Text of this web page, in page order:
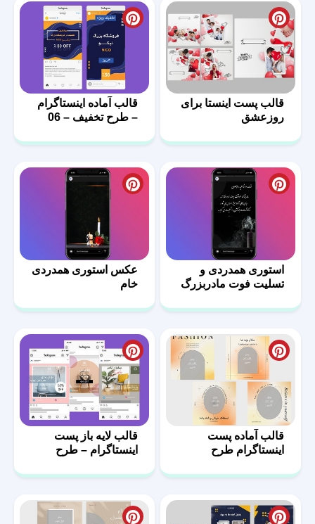
قالب پست اینستا برای
روزعشق
قالب آماده اینستاگرام
– طرح تخفیف – 06
استوری همدردی و
تسلیت فوت مادربزرگ
عکس استوری همدردی
خام
قالب آماده پست
اینستاگرام طرح
قالب لایه باز پست
اینستاگرام – طرح